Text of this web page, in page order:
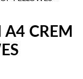
A4 CREM